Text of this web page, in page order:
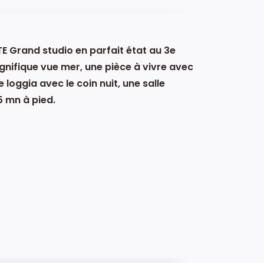
Grand studio en parfait état au 3e
vue mer, une pièce à vivre avec
loggia avec le coin nuit, une salle
mn à pied.